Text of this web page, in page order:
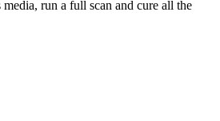
run a full scan and cure all the